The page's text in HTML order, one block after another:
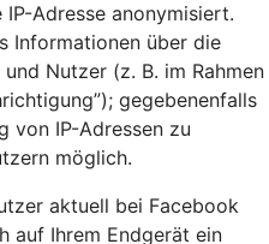
Adresse anonymisiert.
Informationen über die
Nutzer (z. B. im Rahmen
gegebenenfalls
von IP-Adressen zu
möglich.
aktuell bei Facebook
auf Ihrem Endgerät ein